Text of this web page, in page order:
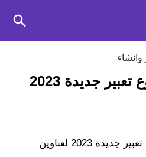
جديدة 2023
إليكم أفضل خاتمة موضوع تعبير جديدة 2023 لعناوين